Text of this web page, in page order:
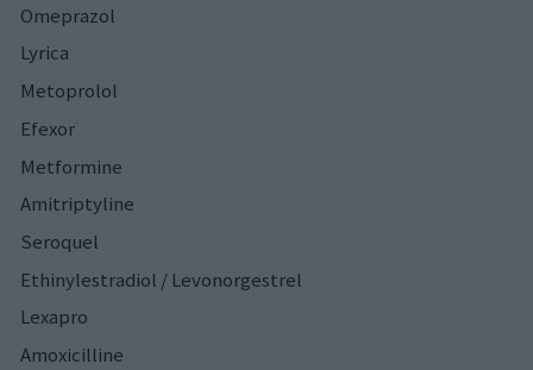
Omeprazol
Lyrica
Metoprolol
Efexor
Metformine
Amitriptyline
Seroquel
Ethinylestradiol / Levonorgestrel
Lexapro
Amoxicilline